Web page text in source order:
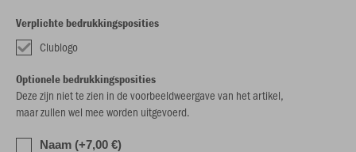
Verplichte bedrukkingsposities
Clublogo
Optionele bedrukkingsposities
Deze zijn niet te zien in de voorbeeldweergave van het artikel,
maar zullen wel mee worden uitgevoerd.
Naam (+7,00 €)